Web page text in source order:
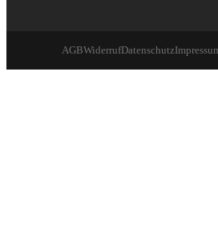
AGBWiderrufDatenschutz